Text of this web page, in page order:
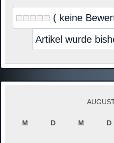
( keine
Artikel wurde
M D M D